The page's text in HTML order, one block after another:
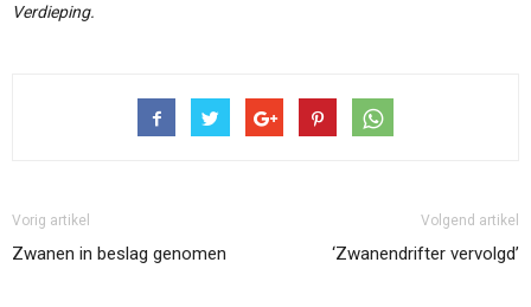
Verdieping.
Vorig artikel
Zwanen in beslag genomen
Volgend artikel
‘Zwanendrifter vervolgd’